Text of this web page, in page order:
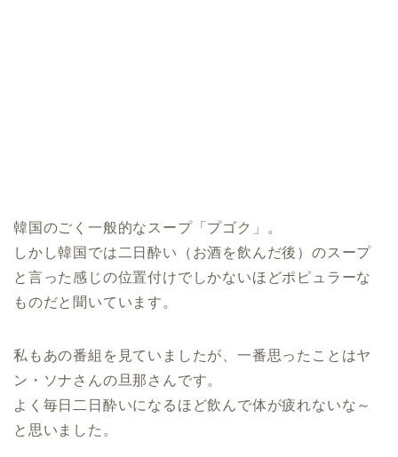
韓国のごく一般的なスープ「プゴク」。
しかし韓国では二日酔い（お酒を飲んだ後）のスープ
と言った感じの位置付けでしかないほどポピュラーな
ものだと聞いています。
私もあの番組を見ていましたが、一番思ったことはヤ
ン・ソナさんの旦那さんです。
よく毎日二日酔いになるほど飲んで体が疲れないな～
と思いました。